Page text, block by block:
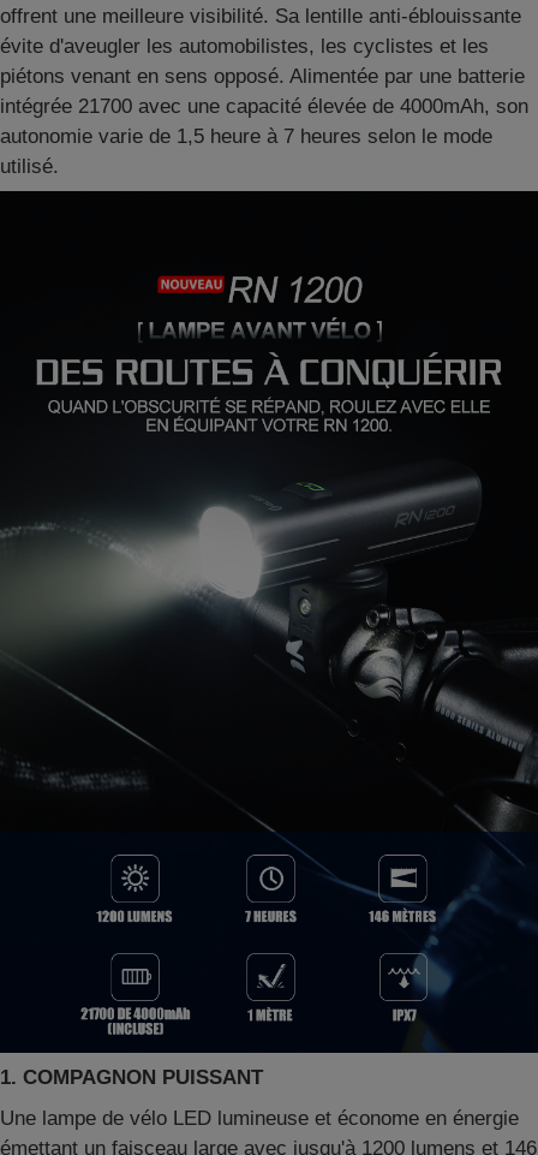
offrent une meilleure visibilité. Sa lentille anti-éblouissante
évite d'aveugler les automobilistes, les cyclistes et les
piétons venant en sens opposé. Alimentée par une batterie
intégrée 21700 avec une capacité élevée de 4000mAh, son
autonomie varie de 1,5 heure à 7 heures selon le mode
utilisé.
1. COMPAGNON PUISSANT
Une lampe de vélo LED lumineuse et économe en énergie
émettant un faisceau large avec jusqu'à 1200 lumens et 146